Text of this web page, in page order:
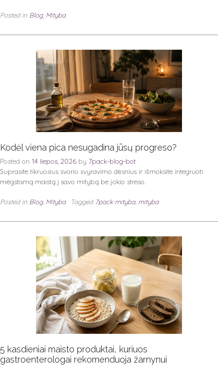
Posted in Blog, Mityba
Kodėl viena pica nesugadina jūsų progreso?
Posted on 14 liepos, 2026 by 7pack-blog-bot
Suprasite tikruosius svorio svyravimo dėsnius ir išmoksite integruoti
mėgstamą maistą į savo mitybą be jokio streso.
Posted in Blog, Mityba Tagged 7pack mityba, mityba
5 kasdieniai maisto produktai, kuriuos
gastroenterologai rekomenduoja žarnynui